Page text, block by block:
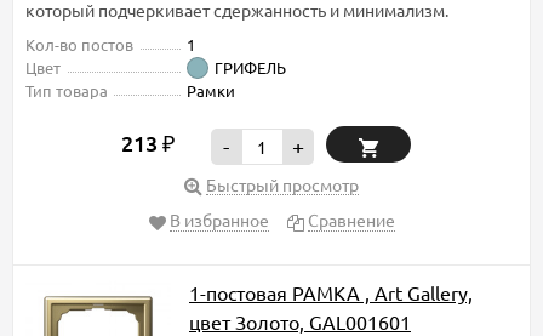
который подчеркивает сдержанность и минимализм.
Кол-во постов
1
Цвет
ГРИФЕЛЬ
Тип товара
Рамки
213 ₽ - +
Быстрый просмотр
В избранное
Сравнение
1-постовая РАМКА , Art Gallery,
цвет Золото, GAL001601